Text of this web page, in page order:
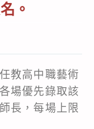
。
教高中職藝術
場優先錄取該
長，每場上限